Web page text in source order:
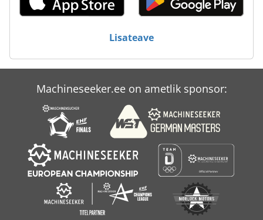
Lisateave
Machineseeker.ee on ametlik sponsor: